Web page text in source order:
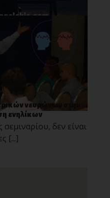
νευρώνων στην
ενηλίκων
σεμιναρίου, δεν είναι
[...]